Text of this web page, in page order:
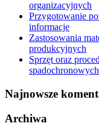
organizacyjnych
Przygotowanie
informacje
Zastosowania
produkcyjnych
Sprzęt oraz
spadochronowych
Najnowsze
Archiwa